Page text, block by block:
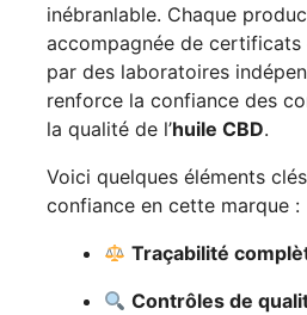
inébranlable. Chaque
accompagnée de certificats
par des laboratoires
renforce la confiance des
la qualité de l’huile CBD.
Voici quelques éléments
confiance en cette marque :
Traçabilité
Contrôles de